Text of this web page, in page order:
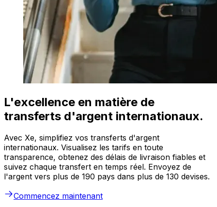
L'excellence en matière de
transferts d'argent internationaux.
Avec Xe, simplifiez vos transferts d'argent
internationaux. Visualisez les tarifs en toute
transparence, obtenez des délais de livraison fiables et
suivez chaque transfert en temps réel. Envoyez de
l'argent vers plus de 190 pays dans plus de 130 devises.
Commencez maintenant